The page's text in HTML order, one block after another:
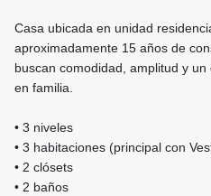
Casa ubicada en unidad
aproximadamente 15 años de
buscan comodidad, amplitud y
en familia.
• 3 niveles
• 3 habitaciones (principal con
• 2 clósets
• 2 baños